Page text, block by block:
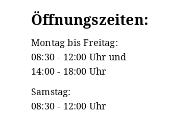
Öffnungszeiten:
Montag bis Freitag:
08:30 - 12:00 Uhr und
14:00 - 18:00 Uhr
Samstag:
08:30 - 12:00 Uhr